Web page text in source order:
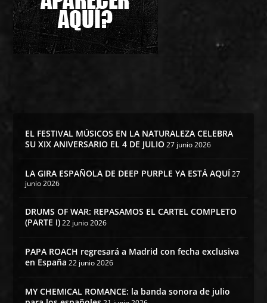
EL FESTIVAL MÚSICOS EN LA NATURALEZA CELEBRA
SU XIX ANIVERSARIO EL 4 DE JULIO 27 junio 2026
LA GIRA ESPAÑOLA DE DEEP PURPLE YA ESTÁ AQUÍ27
junio 2026
DRUMS OF WAR: REPASAMOS EL CARTEL COMPLETO
(PARTE I) 22 junio 2026
PAPA ROACH regresará a Madrid con fecha exclusiva
en España 22 junio 2026
MY CHEMICAL ROMANCE: la banda sonora de julio